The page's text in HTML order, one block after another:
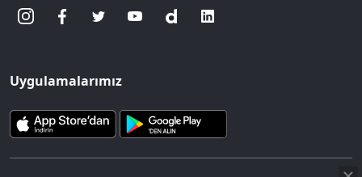
Uygulamalarımız